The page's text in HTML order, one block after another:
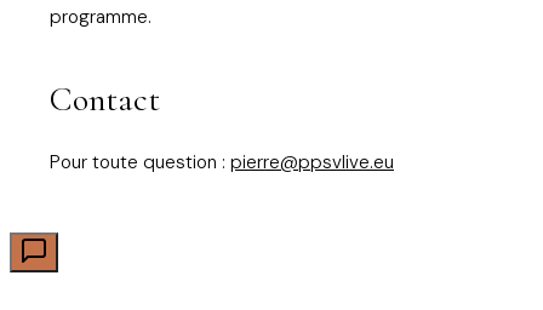
programme.
Contact
Pour toute question : pierre@ppsvlive.eu